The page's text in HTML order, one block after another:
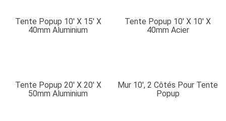
Tente Popup 10′ X 15′ X
40mm Aluminium
Tente Popup 10′ X 10′ X
40mm Acier
Tente Popup 20′ X 20′ X
50mm Aluminium
Mur 10′, 2 Côtés Pour Tente
Popup